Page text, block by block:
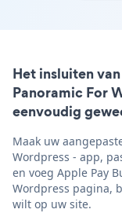
Het insluiten
Panoramic For
eenvoudig
Maak uw
Wordpress - app,
en voeg Apple Pay
Wordpress pagina,
wilt op uw site.